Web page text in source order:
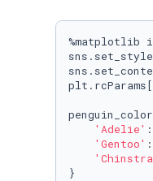
%matplotlib
plt.rcParams[
'Adelie' :
'Gentoo' :
}